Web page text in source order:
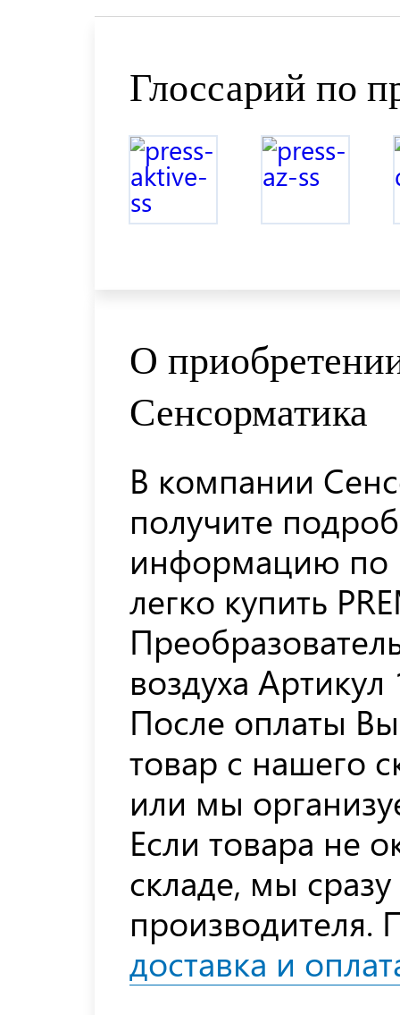
Глоссарий по
О
Сенсорматика
В компании
получите
информацию по
легко купить
воздуха
После оплаты
товар с нашего
или мы
Если товара не
складе, мы
производителя.
доставка и